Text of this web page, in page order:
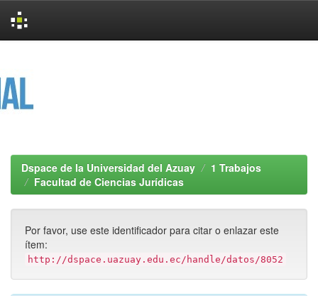
Dspace de la Universidad del Azuay
1 Trabajos
Facultad de Ciencias Jurídicas
Por favor, use este identificador para citar o enlazar este
ítem:
http://dspace.uazuay.edu.ec/handle/datos/8052